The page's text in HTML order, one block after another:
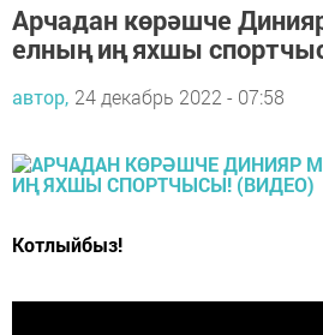
Арчадан көрәшче
елның иң яхшы
автор, 24 декабрь 2022 - 07:58
Котлыйбыз!